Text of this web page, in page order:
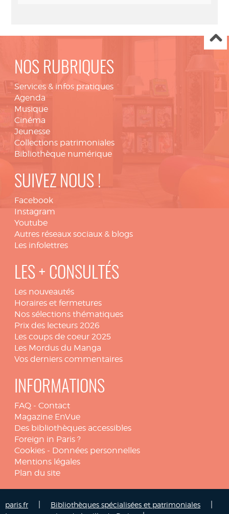
NOS RUBRIQUES
Services & infos pratiques
Agenda
Musique
Cinéma
Jeunesse
Collections patrimoniales
Bibliothèque numérique
SUIVEZ NOUS !
Facebook
Instagram
Youtube
Autres réseaux sociaux & blogs
Les infolettres
LES + CONSULTÉS
Les nouveautés
Horaires et fermetures
Nos sélections thématiques
Prix des lecteurs 2026
Les coups de coeur 2025
Les Mordus du Manga
Vos derniers commentaires
INFORMATIONS
FAQ - Contact
Magazine EnVue
Des bibliothèques accessibles
Foreign in Paris ?
Cookies - Données personnelles
Mentions légales
Plan du site
paris.fr Bibliothèques spécialisées et patrimoniales